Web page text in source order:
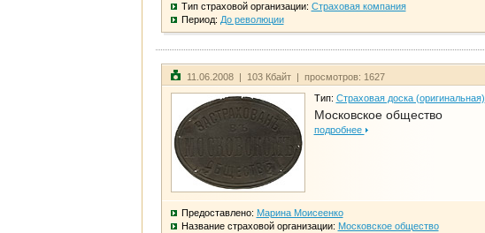
Тип страховой организации: Страховая компания
Период: До революции
11.06.2008 | 103 Кбайт | просмотров: 1627
Тип: Страховая доска (оригинальная)
Московское общество
подробнее
Предоставлено: Марина Моисеенко
Название страховой организации: Московское общество